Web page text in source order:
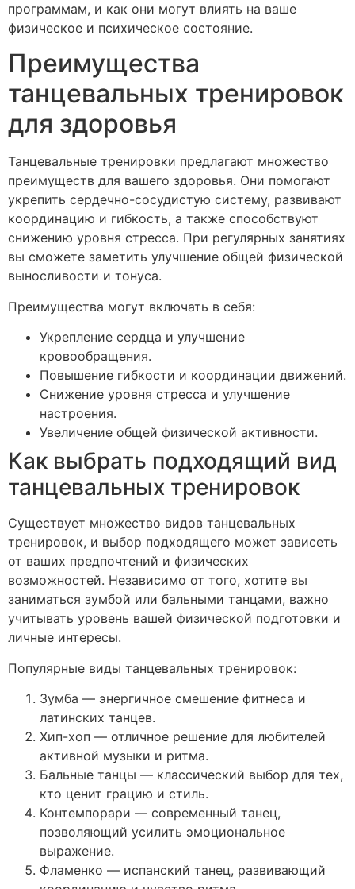
программам, и как они могут влиять на ваше
физическое и психическое состояние.
Преимущества
танцевальных тренировок
для здоровья
Танцевальные тренировки предлагают множество
преимуществ для вашего здоровья. Они помогают
укрепить сердечно-сосудистую систему, развивают
координацию и гибкость, а также способствуют
снижению уровня стресса. При регулярных занятиях
вы сможете заметить улучшение общей физической
выносливости и тонуса.
Преимущества могут включать в себя:
Укрепление сердца и улучшение
кровообращения.
Повышение гибкости и координации движений.
Снижение уровня стресса и улучшение
настроения.
Увеличение общей физической активности.
Как выбрать подходящий вид
танцевальных тренировок
Существует множество видов танцевальных
тренировок, и выбор подходящего может зависеть
от ваших предпочтений и физических
возможностей. Независимо от того, хотите вы
заниматься зумбой или бальными танцами, важно
учитывать уровень вашей физической подготовки и
личные интересы.
Популярные виды танцевальных тренировок:
Зумба — энергичное смешение фитнеса и
латинских танцев.
Хип-хоп — отличное решение для любителей
активной музыки и ритма.
Бальные танцы — классический выбор для тех,
кто ценит грацию и стиль.
Контемпорари — современный танец,
позволяющий усилить эмоциональное
выражение.
Фламенко — испанский танец, развивающий